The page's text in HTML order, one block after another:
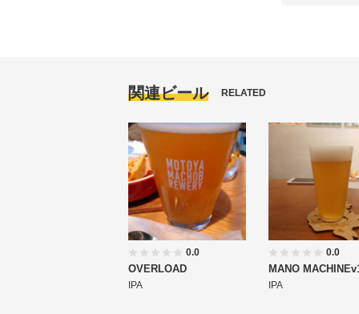
関連ビール RELATED
0.0
OVERLOAD
IPA
0.0
MANO
IPA